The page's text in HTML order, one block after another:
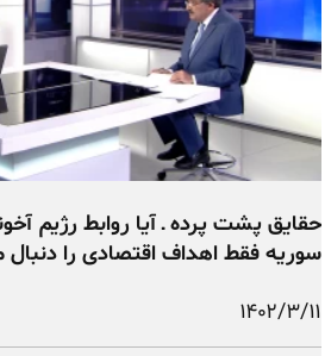
حقایق پشت پرده ـ آیا روابط رژیم
سوریه فقط اهداف اقتصادی را دنبال
۱۴۰۲/۳/۱۱